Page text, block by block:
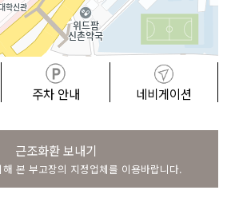
주차 안내 네비게이션
근조화환 보내기
본 부고장의 지정업체를 이용바랍니다.